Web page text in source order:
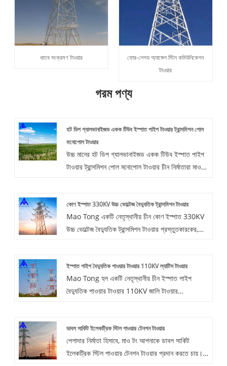
ধাতব সংক্রমণ টাওয়ার
ফোর-লেগড অ্যাঙ্গেল স্টিল কমিউনিকেশন
টাওয়ার
গরম পণ্য
হট ডিপ গ্যালভানাইজড একক টিউব ইস্পাত পাইপ টাওয়ার ট্রান্সমিশন পোল
মনোপোল টাওয়ার
উচ্চ মানের হট ডিপ গ্যালভানাইজড একক টিউব ইস্পাত পাইপ
টাওয়ার ট্রান্সমিশন পোল মনোপোল টাওয়ার চীন নির্মাতারা মাও টং
কোণ ইস্পাত 330KV উচ্চ ভোল্টেজ বৈদ্যুতিক ট্রান্সমিশন টাওয়ার
Mao Tong একটি নেতৃস্থানীয় চীন কোণ ইস্পাত 330KV
উচ্চ ভোল্টেজ বৈদ্যুতিক ট্রান্সমিশন টাওয়ার প্রস্তুতকারকের,
প্রধান উপাদান হিসাবে Q345B Q235 উচ্চ মানের ইস্পাত
ব্যবহার করে, অনমনীয় কাঠামো, ছোট বিকৃতি।
ইস্পাত পাইপ বৈদ্যুতিক পাওয়ার টাওয়ার 110KV ল্যাটিস টাওয়ার
Mao Tong হল একটি নেতৃস্থানীয় চীন ইস্পাত পাইপ
বৈদ্যুতিক পাওয়ার টাওয়ার 110KV জালি টাওয়ার
গ্রাহকদের কাছ থেকে আঁকা বা নমুনা অনুযায়ী পণ্য উত্পাদন
করতে পারে।
ডাবল সার্কিট ইলেকট্রিক স্টিল পাওয়ার টেনশন টাওয়ার
পেশাদার নির্মাতা হিসাবে, মাও টং আপনাকে ডাবল সার্কিট
ইলেকট্রিক স্টিল পাওয়ার টেনশন টাওয়ার প্রদান করতে চায়।